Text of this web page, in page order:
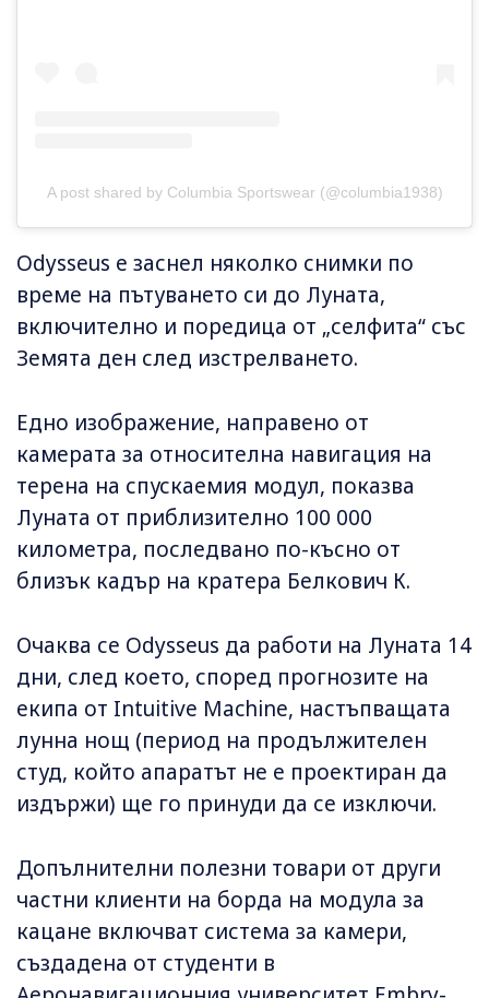
A post shared by Columbia Sportswear (@columbia1938)
Odysseus е заснел няколко снимки по
време на пътуването си до Луната,
включително и поредица от „селфита“ със
Земята ден след изстрелването.
Едно изображение, направено от
камерата за относителна навигация на
терена на спускаемия модул, показва
Луната от приблизително 100 000
километра, последвано по-късно от
близък кадър на кратера Белкович К.
Очаква се Odysseus да работи на Луната 14
дни, след което, според прогнозите на
екипа от Intuitive Machine, настъпващата
лунна нощ (период на продължителен
студ, който апаратът не е проектиран да
издържи) ще го принуди да се изключи.
Допълнителни полезни товари от други
частни клиенти на борда на модула за
кацане включват система за камери,
създадена от студенти в